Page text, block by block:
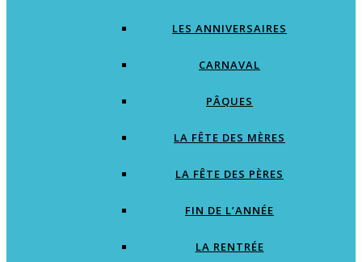
LES ANNIVERSAIRES
CARNAVAL
PÂQUES
LA FÊTE DES MÈRES
LA FÊTE DES PÈRES
FIN DE L’ANNÉE
LA RENTRÉE